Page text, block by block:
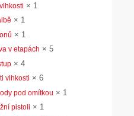
× 1
× 1
× 1
v etapách × 5
× 4
vlhkosti × 6
pod omítkou × 1
pistoli × 1